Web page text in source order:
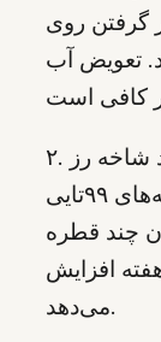
گرفتن روی
تعویض آب
۲. شاخه رز
صورتی یا سفید بسیار رساتر از دسته‌های ۹۹تایی
چند قطره
افزایش
می‌دهد.